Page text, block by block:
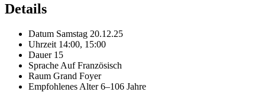
Details
Datum Samstag 20.12.25
Uhrzeit 14:00, 15:00
Dauer 15
Sprache Auf Französisch
Raum Grand Foyer
Empfohlenes Alter 6–106 Jahre